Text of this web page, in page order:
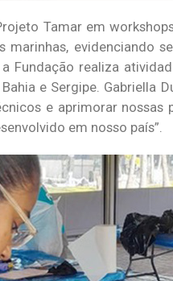
Tamar em
marinhas, evidenciando
Fundação realiza
e Sergipe.
e aprimorar
em nosso país”.